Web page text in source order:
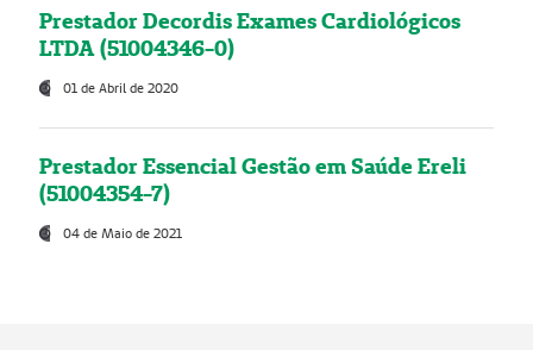
Prestador Decordis Exames Cardiológicos
LTDA (51004346-0)
01 de Abril de 2020
Prestador Essencial Gestão em Saúde Ereli
(51004354-7)
04 de Maio de 2021